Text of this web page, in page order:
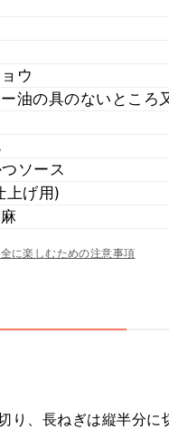
ウ
油の具のないところ
ソース
上げ用)
に楽しむための注意事項
り、長ねぎは縦半分